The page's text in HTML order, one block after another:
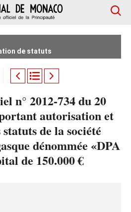
de statuts
n° 2012-734 du 20
autorisation et
de la société
dénommée «DPA
de 150.000 €